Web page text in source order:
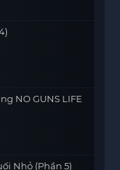
NO GUNS LIFE
Nhỏ (Phần 5)